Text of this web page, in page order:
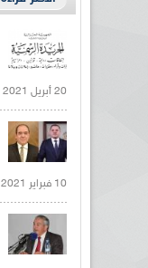
20 أبريل 2021 |
10 فبراير 2021 |